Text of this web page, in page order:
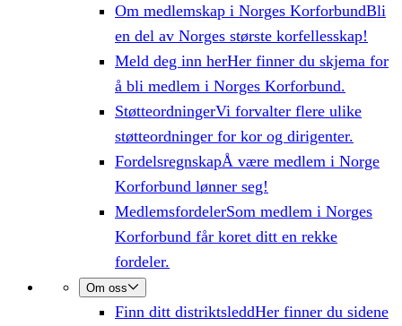
Om medlemskap i Norges KorforbundBli
en del av Norges største korfellesskap!
Meld deg inn herHer finner du skjema for
å bli medlem i Norges Korforbund.
StøtteordningerVi forvalter flere ulike
støtteordninger for kor og dirigenter.
FordelsregnskapÅ være medlem i Norge
Korforbund lønner seg!
MedlemsfordelerSom medlem i Norges
Korforbund får koret ditt en rekke
fordeler.
Om oss
Finn ditt distriktsleddHer finner du sidene